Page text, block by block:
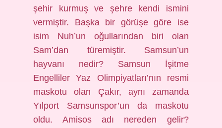
şehir kurmuş ve şehre kendi ismini
vermiştir. Başka bir görüşe göre ise
isim Nuh’un oğullarından biri olan
Sam’dan türemiştir. Samsun’un
hayvanı nedir? Samsun İşitme
Engelliler Yaz Olimpiyatları’nın resmi
maskotu olan Çakır, aynı zamanda
Yılport Samsunspor’un da maskotu
oldu. Amisos adı nereden gelir?